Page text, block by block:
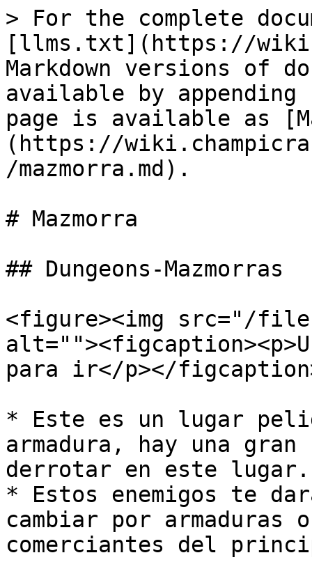
> For the complete
[llms.txt](https://
Markdown versions of
available by
page is available as
(https://
/mazmorra.md).
# Mazmorra
## Dungeons-Mazmorras
<figure><img src="/files/
para ir</p></
* Este es un lugar
armadura, hay una
derrotar en este lugar.
* Estos enemigos te
cambiar por armaduras
comerciantes del